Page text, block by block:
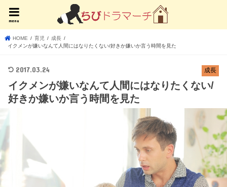
menu
HOME 育児
成長
イクメンが嫌いなんて人間にはなりたくない/好きか嫌いか言う時間を見た
成長
2017.03.24
イクメンが嫌いなんて人間にはなりたくない/
好きか嫌いか言う時間を見た